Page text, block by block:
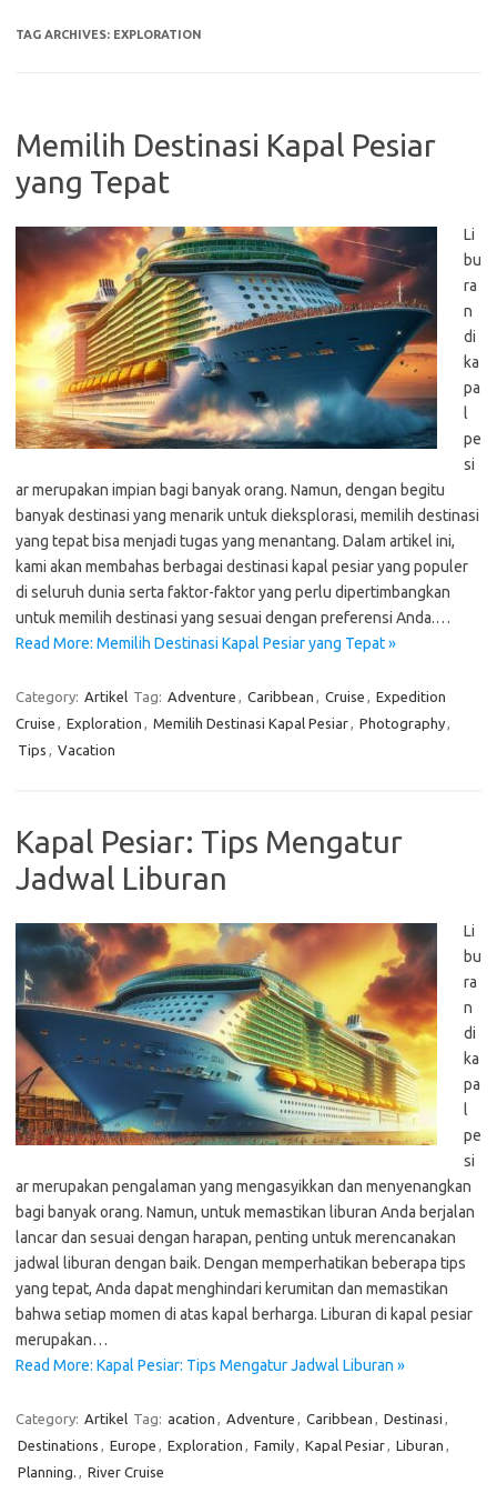
TAG ARCHIVES: EXPLORATION
Memilih Destinasi Kapal Pesiar
yang Tepat
Li
bu
ra
n
di
ka
pa
l
pe
si
ar merupakan impian bagi banyak orang. Namun, dengan begitu
banyak destinasi yang menarik untuk dieksplorasi, memilih destinasi
yang tepat bisa menjadi tugas yang menantang. Dalam artikel ini,
kami akan membahas berbagai destinasi kapal pesiar yang populer
di seluruh dunia serta faktor-faktor yang perlu dipertimbangkan
untuk memilih destinasi yang sesuai dengan preferensi Anda.…
Read More: Memilih Destinasi Kapal Pesiar yang Tepat »
Category: Artikel Tag: Adventure , Caribbean , Cruise , Expedition
Cruise , Exploration , Memilih Destinasi Kapal Pesiar, Photography,
Tips , Vacation
Kapal Pesiar: Tips Mengatur
Jadwal Liburan
Li
bu
ra
n
di
ka
pa
l
pe
si
ar merupakan pengalaman yang mengasyikkan dan menyenangkan
bagi banyak orang. Namun, untuk memastikan liburan Anda berjalan
lancar dan sesuai dengan harapan, penting untuk merencanakan
jadwal liburan dengan baik. Dengan memperhatikan beberapa tips
yang tepat, Anda dapat menghindari kerumitan dan memastikan
bahwa setiap momen di atas kapal berharga. Liburan di kapal pesiar
merupakan…
Read More: Kapal Pesiar: Tips Mengatur Jadwal Liburan »
Category: Artikel Tag: acation , Adventure , Caribbean , Destinasi ,
Destinations , Europe , Exploration , Family, Kapal Pesiar, Liburan ,
Planning. , River Cruise